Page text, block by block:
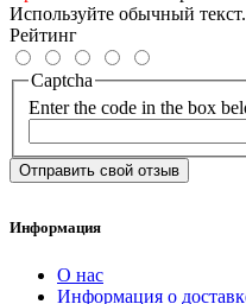
Используйте обычный текст.
Рейтинг
Captcha
Enter the code in the box
Отправить свой отзыв
Информация
О нас
Информация о